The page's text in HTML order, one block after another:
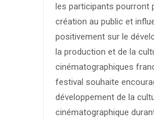
les participants pourront
création au public et
positivement sur le
la production et de la
cinématographiques
festival souhaite
développement de la
cinématographique